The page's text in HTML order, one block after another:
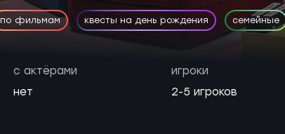
по фильмам квесты на день рождения семейные
с актёрами
нет
игроки
2-5 игроков